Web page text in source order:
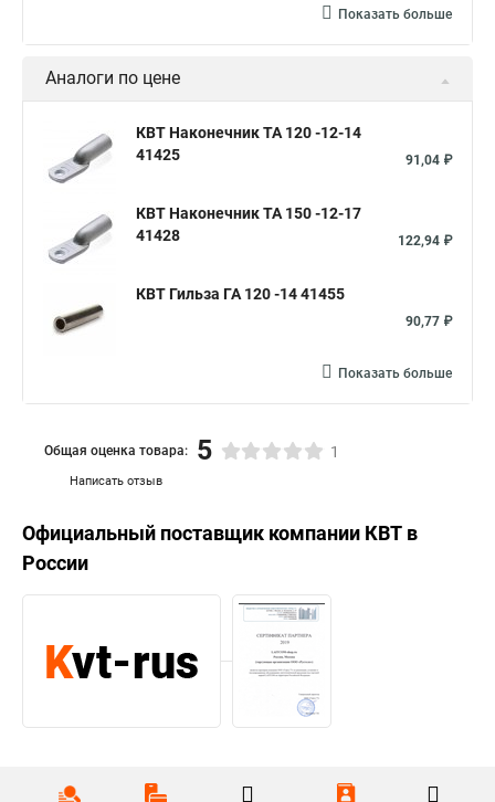
Показать больше
Аналоги по цене
КВТ Наконечник ТА 120 -12-14
41425
91,04 ₽
КВТ Наконечник ТА 150 -12-17
41428
122,94 ₽
КВТ Гильза ГА 120 -14 41455
90,77 ₽
Показать больше
Написать отзыв
Общая оценка товара: 5 1
Официальный поставщик компании КВТ в
России